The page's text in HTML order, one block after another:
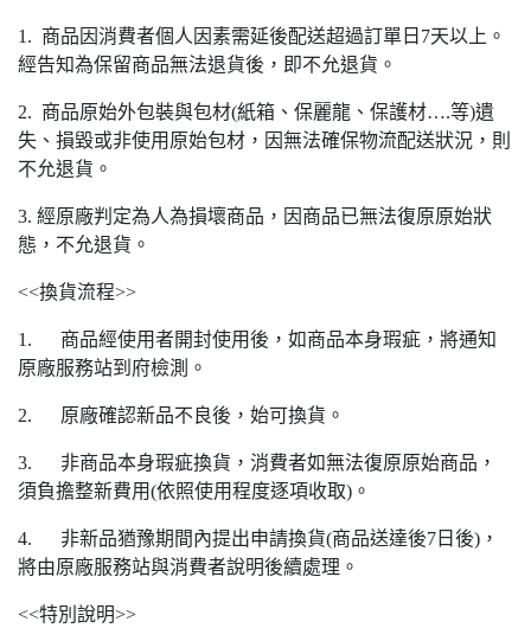
1. 商品因消費者個人因素需延後配送超過訂單日7天以上。
經告知為保留商品無法退貨後，即不允退貨。
2. 商品原始外包裝與包材(紙箱、保麗龍、保護材….等)遺
失、損毀或非使用原始包材，因無法確保物流配送狀況，則
不允退貨。
3. 經原廠判定為人為損壞商品，因商品已無法復原原始狀
態，不允退貨。
<<換貨流程>>
1. 商品經使用者開封使用後，如商品本身瑕疵，將通知
原廠服務站到府檢測。
2. 原廠確認新品不良後，始可換貨。
3. 非商品本身瑕疵換貨，消費者如無法復原原始商品，
須負擔整新費用(依照使用程度逐項收取)。
4. 非新品猶豫期間內提出申請換貨(商品送達後7日後)，
將由原廠服務站與消費者說明後續處理。
<<特別說明>>